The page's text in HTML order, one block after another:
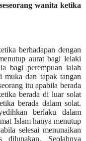
wanita ketika
berhadapan dengan
aurat bagi lelaki
bagi perempuan ialah
muka dan tapak tangan
itu apabila berada
berada di luar solat
berada dalam solat.
berlaku dalam
Islam hanya menutup
selesai menunaikan
Seolahnya